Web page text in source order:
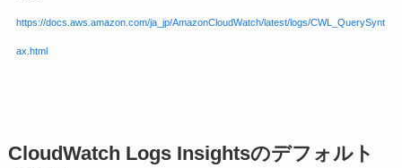
https://docs.aws.amazon.com/ja_jp/AmazonCloudWatch/latest/logs/CWL_QuerySynt
ax.html
CloudWatch Logs Insightsのデフォルト